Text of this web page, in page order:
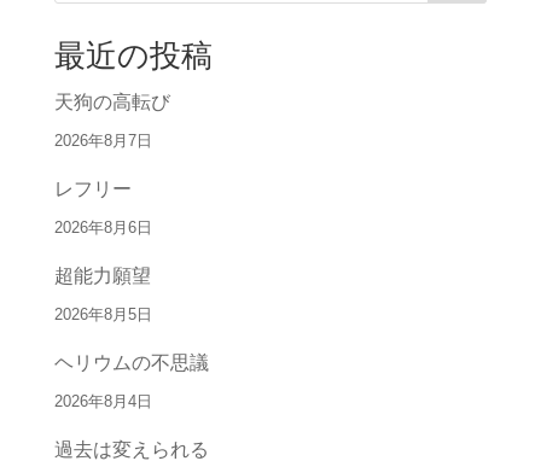
最近の投稿
天狗の高転び
2026年8月7日
レフリー
2026年8月6日
超能力願望
2026年8月5日
ヘリウムの不思議
2026年8月4日
過去は変えられる